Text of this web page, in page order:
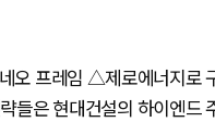
오 프레임 △제로에너지로
들은 현대건설의 하이엔드